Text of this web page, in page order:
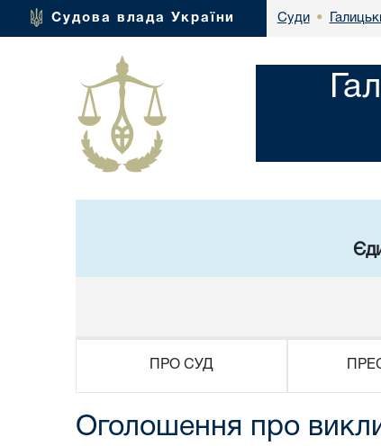
Судова влада України Суди •
ПРО СУД
Оголошення про